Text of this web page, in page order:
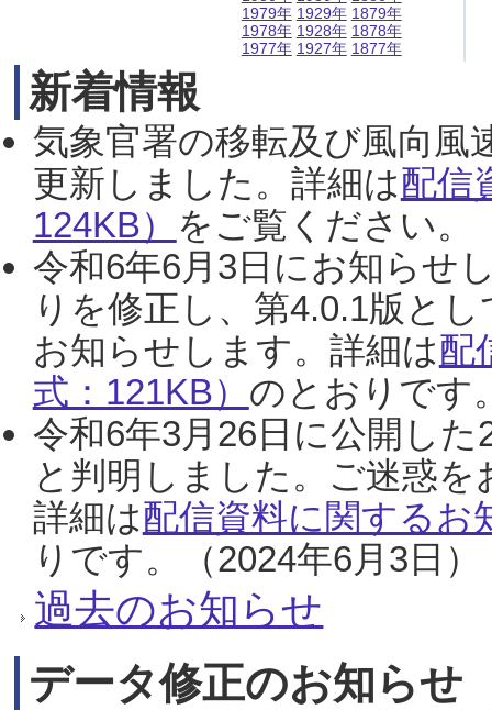
1979年
1978年
1977年
1929年
1928年
1927年
1879年
1878年
1877年
新着情報
気象官署の移転及び風向風
更新しました。詳細は配信
124KB） をご覧ください。
令和6年6月3日にお知らせ
りを修正し、第4.0.1版と
お知らせします。詳細は配
式：121KB） のとおりです
令和6年3月26日に公開し
と判明しました。ご迷惑
詳細は配信資料に関するお
りです。（2024年6月3日）
過去のお知らせ
データ修正のお知らせ